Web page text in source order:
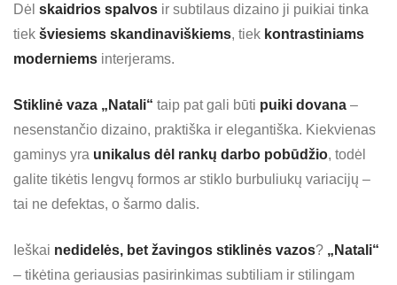
Dėl skaidrios spalvos ir subtilaus dizaino ji puikiai tinka
tiek šviesiems skandinaviškiems, tiek kontrastiniams
moderniems interjerams.
Stiklinė vaza „Natali“ taip pat gali būti puiki dovana –
nesenstančio dizaino, praktiška ir elegantiška. Kiekvienas
gaminys yra unikalus dėl rankų darbo pobūdžio, todėl
galite tikėtis lengvų formos ar stiklo burbuliukų variacijų –
tai ne defektas, o šarmo dalis.
Ieškai nedidelės, bet žavingos stiklinės vazos? „Natali“
– tikėtina geriausias pasirinkimas subtiliam ir stilingam